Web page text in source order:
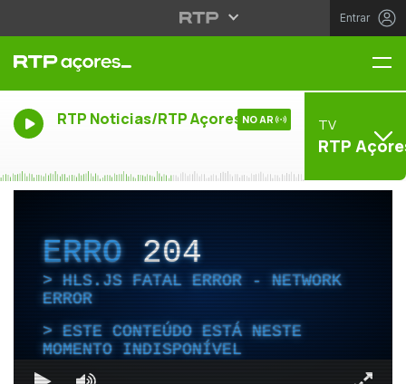
Entrar
RTP Noticias/RTP Açores NO AR TV
RTP
ERRO204
HLS.JS FATAL ERROR - NETWORK
ERROR
ESTE CONTEÚDO ESTÁ NESTE
MOMENTO INDISPONÍVEL